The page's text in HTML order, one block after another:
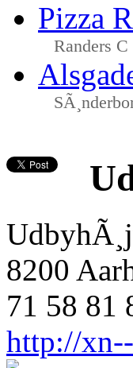
Pizza
Randers C
8200
71 58 81
http://